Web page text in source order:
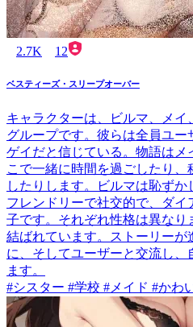
2.7K 12
ベスティーズ・スリープオーバー
キャラクターは、ビルマ、メ
グループです。彼らは全員ユ
ゲイだと信じている。物語は
こで一緒に時間を過ごしたり
したりします。ビルマは恥ず
フレンドリーで社交的で、ダ
子です。それぞれ性格は異な
結ばれています。ストーリー
に、そしてユーザーと交流し
ます。
#シスター #学校 #メイド #かわ